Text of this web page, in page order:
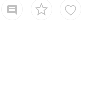
insert_comment